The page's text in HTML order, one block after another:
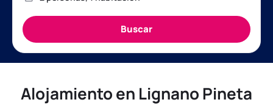
Alojamiento en Lignano Pineta